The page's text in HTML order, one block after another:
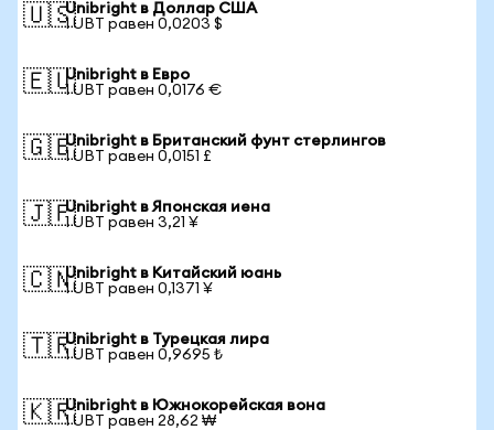
🇺🇸Unibright в Доллар США
1 UBT равен 0,0203 $
🇪🇺Unibright в Евро
1 UBT равен 0,0176 €
🇬🇧Unibright в Британский фунт стерлингов
1 UBT равен 0,0151 £
🇯🇵Unibright в Японская иена
1 UBT равен 3,21 ¥
🇨🇳Unibright в Китайский юань
1 UBT равен 0,1371 ¥
🇹🇷Unibright в Турецкая лира
1 UBT равен 0,9695 ₺
🇰🇷Unibright в Южнокорейская вона
1 UBT равен 28,62 ₩